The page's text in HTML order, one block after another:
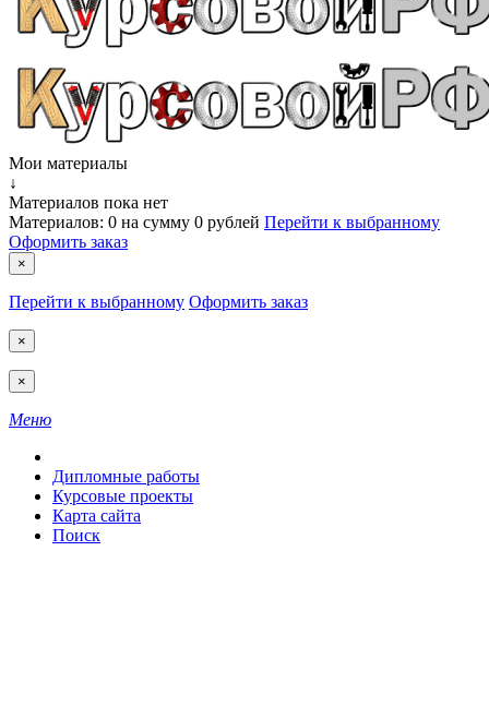
Мои материалы
↓
Материалов пока нет
Материалов: 0 на сумму 0 рублей Перейти к выбранному
Оформить заказ
×
Перейти к выбранному Оформить заказ
×
×
Меню
Дипломные работы
Курсовые проекты
Карта сайта
Поиск